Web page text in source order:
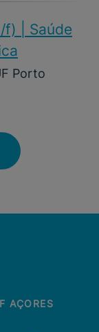
f)​ | Saúde
Porto
AÇORES